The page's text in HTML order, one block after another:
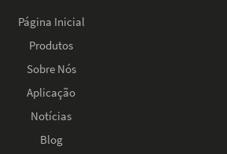
Página Inicial
Produtos
Sobre Nós
Aplicação
Notícias
Blog